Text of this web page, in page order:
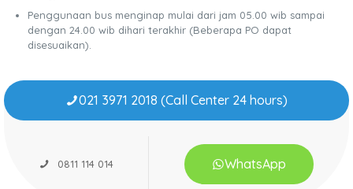
Penggunaan bus menginap mulai dari jam 05.00 wib sampai
dengan 24.00 wib dihari terakhir (Beberapa PO dapat
disesuaikan).
021 3971 2018 (Call Center 24 hours)
0811 114 014 WhatsApp